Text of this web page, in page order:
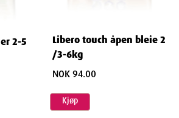
2-5
Libero touch åpen bleie 2
/3-6kg
NOK 94.00
Kjøp